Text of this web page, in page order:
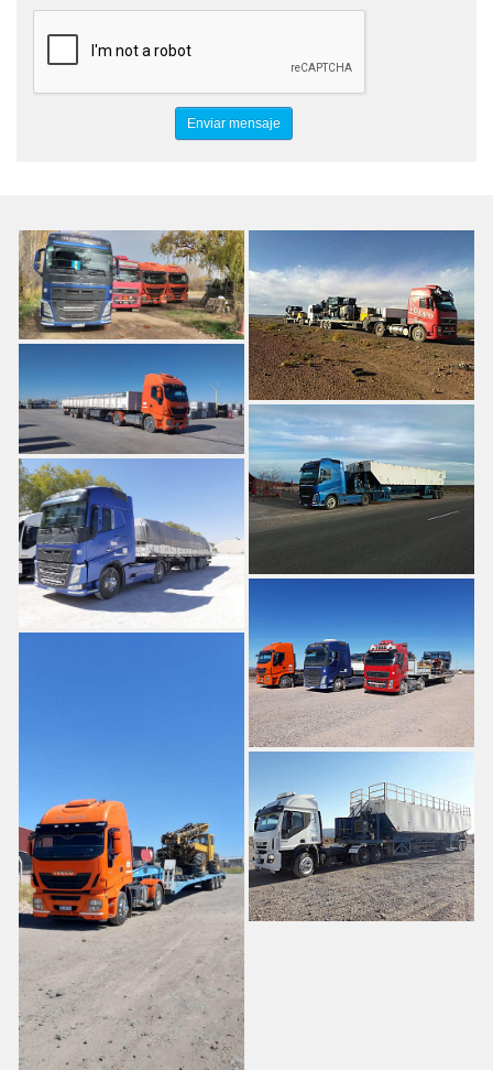
TRANSPORTE LARGA DISTANCIA LOGISTICA
TRANSPORTE BAZANO
CARRETON CON CUELLO DESMONTABLE
TRANSPORTE DE TRAILERS
TRASLADO DE EQUIPOS PETROLEROS
TRANSPORTE DE EQUIPAMIENTOS Y HERRAMIENTAS
PETROLERAS
EL CORRECAMINO SERVICIOS